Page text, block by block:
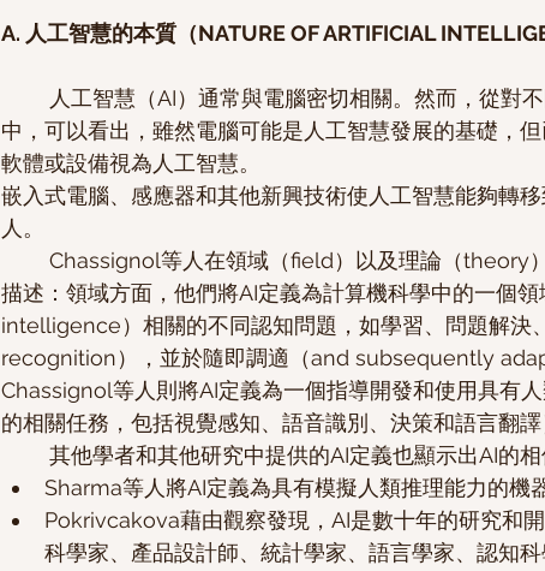
A. 人工智慧的本質（NATURE OF ARTIFICIAL
中，可以看出，雖然電腦可能是人工智慧發展的基礎，
軟體或設備視為人工智慧。
嵌入式電腦、感應器和其他新興技術使人工智慧能夠轉
人。
描述：領域方面，他們將AI定義為計算機科學中的一個
intelligence）相關的不同認知問題，如學習、問題解決
recognition），並於隨即調適（and subsequently
Chassignol等人則將AI定義為一個指導開發和使用具有
的相關任務，包括視覺感知、語音識別、決策和語言翻譯
其他學者和其他研究中提供的AI定義也顯示出AI的相
Sharma等人將AI定義為具有模擬人類推理能力的機器
Pokrivcakova藉由觀察發現，AI是數十年的研究和
科學家、產品設計師、統計學家、語言學家、認知